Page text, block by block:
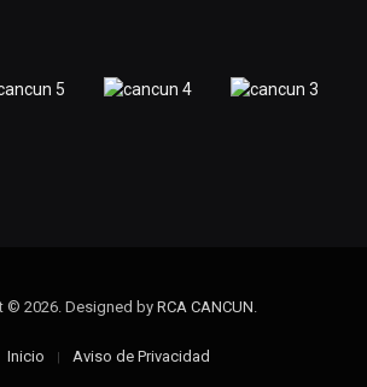
© 2026. Designed by RCA CANCUN
Inicio Aviso de Privacidad